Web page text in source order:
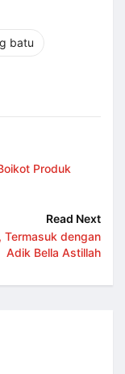
batu
Produk
Read Next
Termasuk dengan
Adik Bella Astillah